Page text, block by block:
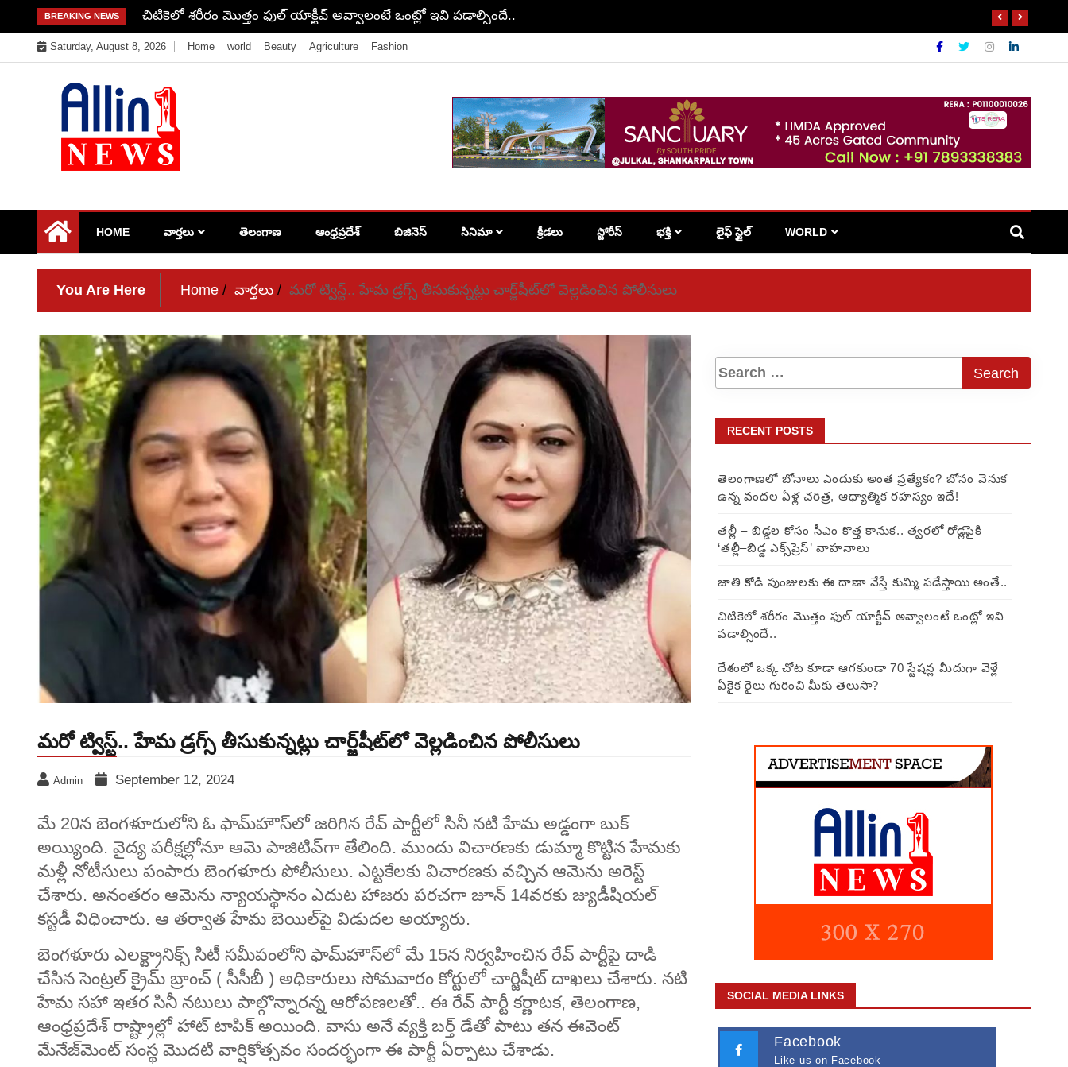
to
content
BREAKING NEWS దేశంలో ఒక్క చోట కూడా ఆగకుండా 70 స్టేషన్ల మీదుగా వెళ్లే ఏకైక రైలు గురించి మీకు తెలుసా?
Saturday, August 8, 2026 Home world Beauty Agriculture Fashion
HOME వార్తలు తెలంగాణ ఆంధ్రప్రదేశ్ బిజినెస్ సినిమా క్రీడలు స్టోరీస్ భక్తి లైఫ్ స్టైల్ WORLD
You Are Here Home వార్తలు మరో ట్విస్ట్.. హేమ డ్రగ్స్ తీసుకున్నట్లు చార్జ్‌షీట్‌లో వెల్లడించిన పోలీసులు
మరో ట్విస్ట్.. హేమ డ్రగ్స్ తీసుకున్నట్లు చార్జ్‌షీట్‌లో వెల్లడించిన పోలీసులు
Admin September 12, 2024
మే 20న బెంగ‌ళూరులోని ఓ ఫామ్‌హౌస్‌లో జ‌రిగిన‌ రేవ్ పార్టీలో సినీ న‌టి హేమ అడ్డంగా బుక్
అయ్యింది. వైద్య ప‌రీక్షల్లోనూ ఆమె పాజిటివ్‌గా తేలింది. ముందు విచారణకు డుమ్మా కొట్టిన హేమకు
మళ్లీ నోటీసులు పంపారు బెంగ‌ళూరు పోలీసులు. ఎట్టకేలకు విచారణకు వచ్చిన ఆమెను అరెస్ట్
చేశారు. అనంత‌రం ఆమెను న్యాయ‌స్థానం ఎదుట హాజ‌రు ప‌ర‌చ‌గా జూన్‌ 14వరకు జ్యుడీషియల్‌
కస్టడీ విధించారు. ఆ తర్వాత హేమ బెయిల్‌పై విడుదల అయ్యారు.
బెంగళూరు ఎలక్ట్రానిక్స్ సిటీ సమీపంలోని ఫామ్‌హౌస్‌లో మే 15న నిర్వహించిన రేవ్ పార్టీపై దాడి
చేసిన సెంట్రల్ క్రైమ్ బ్రాంచ్ ( సీసీబీ ) అధికారులు సోమవారం కోర్టులో చార్జిషీట్ దాఖలు చేశారు. నటి
హేమ సహా ఇతర సినీ నటులు పాల్గొన్నారన్న ఆరోపణలతో.. ఈ రేవ్ పార్టీ కర్ణాటక, తెలంగాణ,
ఆంధ్రప్రదేశ్ రాష్ట్రాల్లో హాట్ టాపిక్ అయింది. వాసు అనే వ్యక్తి బర్త్ డేతో పాటు తన ఈవెంట్
మేనేజ్‌మెంట్ సంస్థ మొదటి వార్షికోత్సవం సందర్భంగా ఈ పార్టీ ఏర్పాటు చేశాడు.
RECENT POSTS
తెలంగాణలో బోనాలు ఎందుకు అంత ప్రత్యేకం? బోనం వెనుక
ఉన్న వందల ఏళ్ల చరిత్ర, ఆధ్యాత్మిక రహస్యం ఇదే!
తల్లీ – బిడ్డల కోసం సీఎం కొత్త కానుక.. త్వరలో రోడ్లపైకి
‘తల్లీ–బిడ్డ ఎక్స్‌ప్రెస్’ వాహనాలు
జాతి కోడి పుంజులకు ఈ దాణా వేస్తే కుమ్మి పడేస్తాయి అంతే..
చిటికెలో శరీరం మొత్తం ఫుల్ యాక్టీవ్ అవ్వాలంటే ఒంట్లో ఇవి
పడాల్సిందే..
దేశంలో ఒక్క చోట కూడా ఆగకుండా 70 స్టేషన్ల మీదుగా వెళ్లే
ఏకైక రైలు గురించి మీకు తెలుసా?
SOCIAL MEDIA LINKS
Facebook
Like us on Facebook